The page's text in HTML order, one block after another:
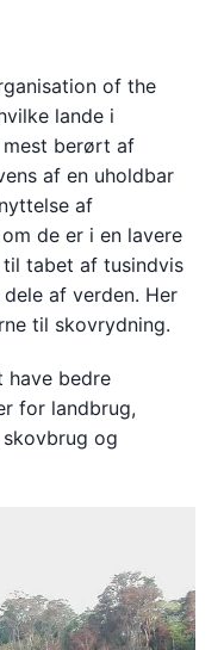
of the
lande i
mest berørt af
af en uholdbar
af
de er i en lavere
tabet af tusindvis
af verden. Her
til skovrydning.
have bedre
for landbrug,
og